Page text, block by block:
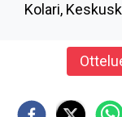
Kolari,